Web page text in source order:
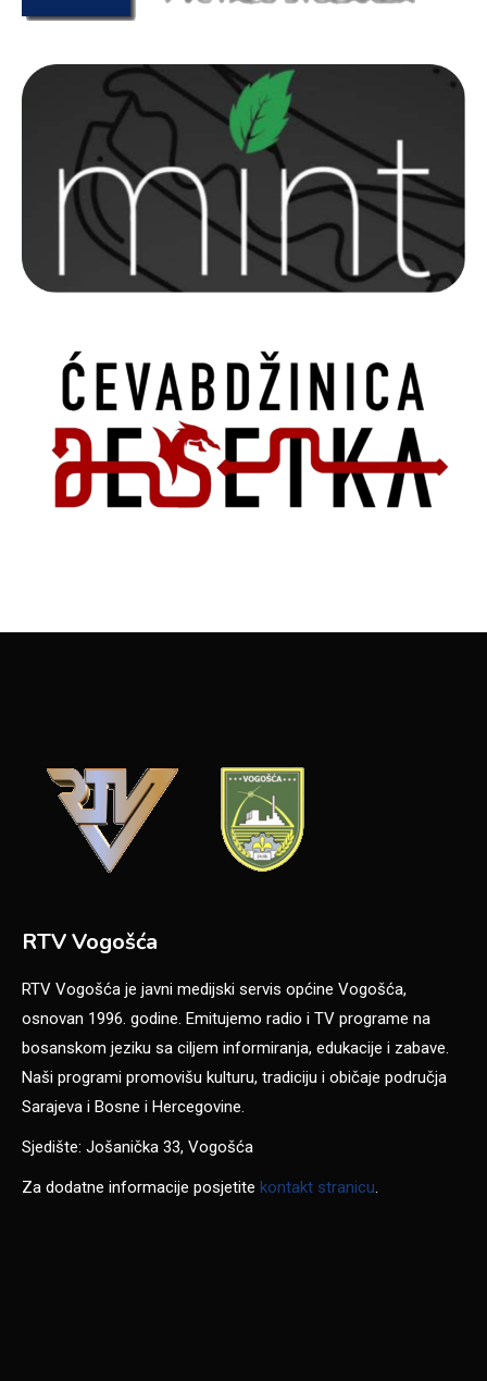
RTV Vogošća
RTV Vogošća je javni medijski servis općine Vogošća,
osnovan 1996. godine. Emitujemo radio i TV programe na
bosanskom jeziku sa ciljem informiranja, edukacije i zabave.
Naši programi promovišu kulturu, tradiciju i običaje područja
Sarajeva i Bosne i Hercegovine.
Sjedište: Jošanička 33, Vogošća
Za dodatne informacije posjetite kontakt stranicu